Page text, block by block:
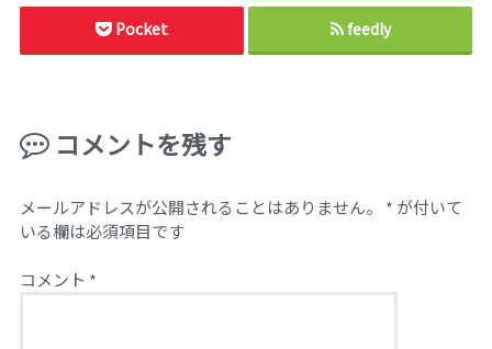
Pocket feedly
コメントを残す
メールアドレスが公開されることはありません。 * が付いて
いる欄は必須項目です
コメント *